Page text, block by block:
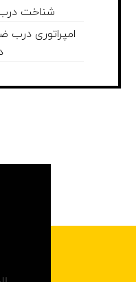
شناخت
امپراتوری